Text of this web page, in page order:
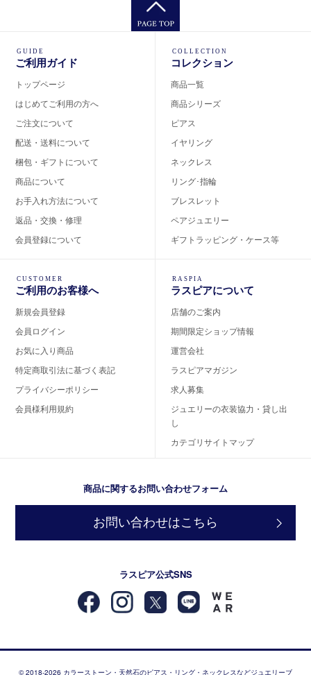
GUIDE
ご利用ガイド
トップページ
はじめてご利用の方へ
ご注文について
配送・送料について
梱包・ギフトについて
商品について
お手入れ方法について
返品・交換・修理
会員登録について
COLLECTION
コレクション
商品一覧
商品シリーズ
ピアス
イヤリング
ネックレス
リング･指輪
ブレスレット
ペアジュエリー
ギフトラッピング・ケース等
CUSTOMER
ご利用のお客様へ
新規会員登録
会員ログイン
お気に入り商品
特定商取引法に基づく表記
プライバシーポリシー
会員様利用規約
RASPIA
ラスピアについて
店舗のご案内
期間限定ショップ情報
運営会社
ラスピアマガジン
求人募集
ジュエリーの衣装協力・貸し出
し
カテゴリサイトマップ
商品に関するお問い合わせフォーム
お問い合わせはこちら
ラスピア公式SNS
© 2018-2026 カラーストーン・天然石のピアス・リング・ネックレスなどジュエリーブ